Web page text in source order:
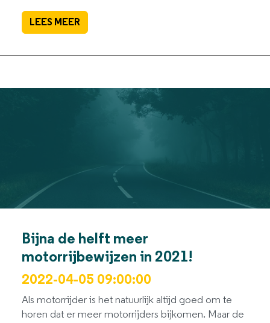
LEES MEER
Bijna de helft meer
motorrijbewijzen in 2021!
2022-04-05 09:00:00
Als motorrijder is het natuurlijk altijd goed om te
horen dat er meer motorrijders bijkomen. Maar de